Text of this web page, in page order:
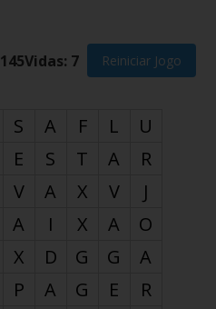
145Vidas: 7 Reiniciar Jogo
S A F L
U
E S T A
R
V A X V
J
A I X A
O
X D G G
A
P A G E
R